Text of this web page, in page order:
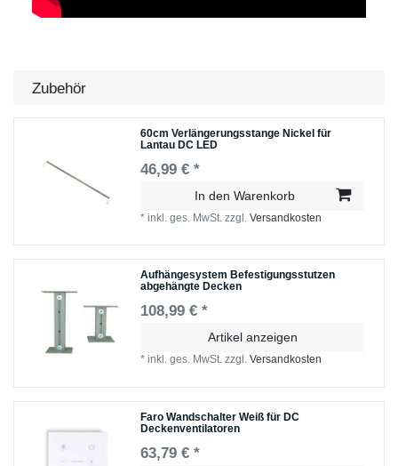
Zubehör
60cm Verlängerungsstange Nickel für
Lantau DC LED
46,99 € *
In den Warenkorb
*inkl. ges. MwSt. zzgl.Versandkosten
Aufhängesystem Befestigungsstutzen
abgehängte Decken
108,99 € *
Artikel anzeigen
*inkl. ges. MwSt. zzgl.Versandkosten
Faro Wandschalter Weiß für DC
Deckenventilatoren
63,79 € *